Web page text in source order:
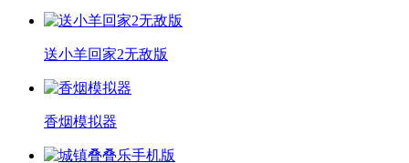
送小羊回家2无敌版
香烟模拟器